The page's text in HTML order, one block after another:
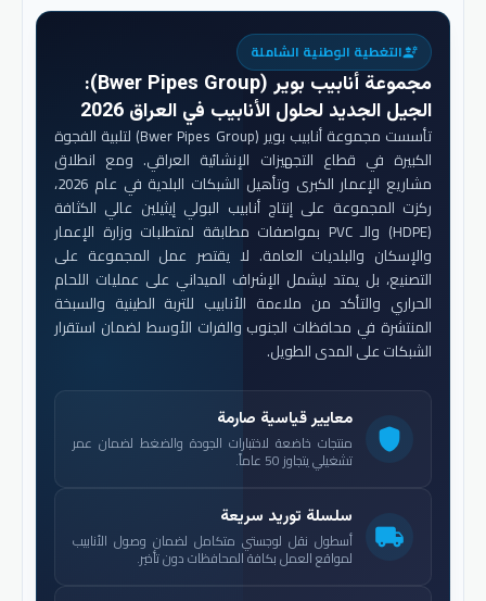
engineeringالتغطية الوطنية الشاملة
مجموعة أنابيب بوير (Bwer Pipes Group)
:
الجيل الجديد لحلول الأنابيب في العراق 2026
تأسست مجموعة أنابيب بوير (Bwer Pipes Group) لتلبية الفجوة
الكبيرة في قطاع التجهيزات الإنشائية العراقي. ومع انطلاق
مشاريع الإعمار الكبرى وتأهيل الشبكات البلدية في عام 2026،
ركزت المجموعة على إنتاج أنابيب البولي إيثيلين عالي الكثافة
(HDPE) والـ PVC بمواصفات مطابقة لمتطلبات وزارة الإعمار
والإسكان والبلديات العامة. لا يقتصر عمل المجموعة على
التصنيع، بل يمتد ليشمل الإشراف الميداني على عمليات اللحام
الحراري والتأكد من ملاءمة الأنابيب للتربة الطينية والسبخة
المنتشرة في محافظات الجنوب والفرات الأوسط لضمان استقرار
الشبكات على المدى الطويل.
shield
معايير قياسية صارمة
منتجات خاضعة لاختبارات الجودة والضغط لضمان عمر
تشغيلي يتجاوز 50 عاماً.
local_shipping
سلسلة توريد سريعة
أسطول نقل لوجستي متكامل لضمان وصول الأنابيب
لمواقع العمل بكافة المحافظات دون تأخير.